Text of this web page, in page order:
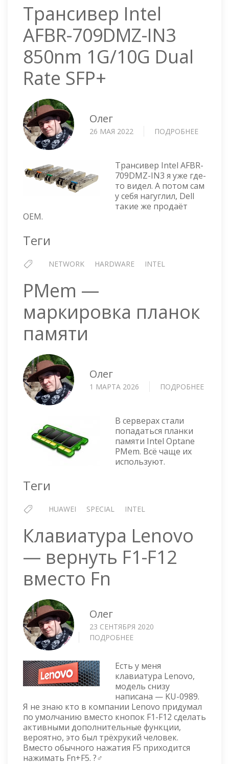
Трансивер Intel
AFBR-709DMZ-IN3
850nm 1G/10G Dual
Rate SFP+
Олег
26 МАЯ 2022 ПОДРОБНЕЕ
AFBR-
IN3
Трансивер Intel AFBR-
709DMZ-IN3 я уже где-
то видел. А потом сам
у себя нагуглил, Dell
такие же продаёт
OEM.
Теги
NETWORK HARDWARE INTEL
PMem —
маркировка планок
памяти
Олег
1 МАРТА 2026 ПОДРОБНЕЕ
В серверах стали
попадаться планки
памяти Intel Optane
PMem. Всё чаще их
используют.
Теги
HUAWEI SPECIAL INTEL
Клавиатура Lenovo
— вернуть F1-F12
вместо Fn
Олег
23 СЕНТЯБРЯ 2020
ПОДРОБНЕЕ
—
ВЕРНУТЬ
F1-
F12
ВМЕСТО
FN
Есть у меня
клавиатура Lenovo,
модель снизу
написана — KU-0989.
Я не знаю кто в компании Lenovo придумал
по умолчанию вместо кнопок F1-F12 сделать
активными дополнительные функции,
вероятно, это был трёхрукий человек.
Вместо обычного нажатия F5 приходится
нажимать Fn+F5. ?‍♂️